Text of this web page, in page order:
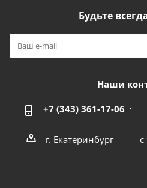
Будьте
Наши
+7 (343) 361-17-06
г. Екатеринбург